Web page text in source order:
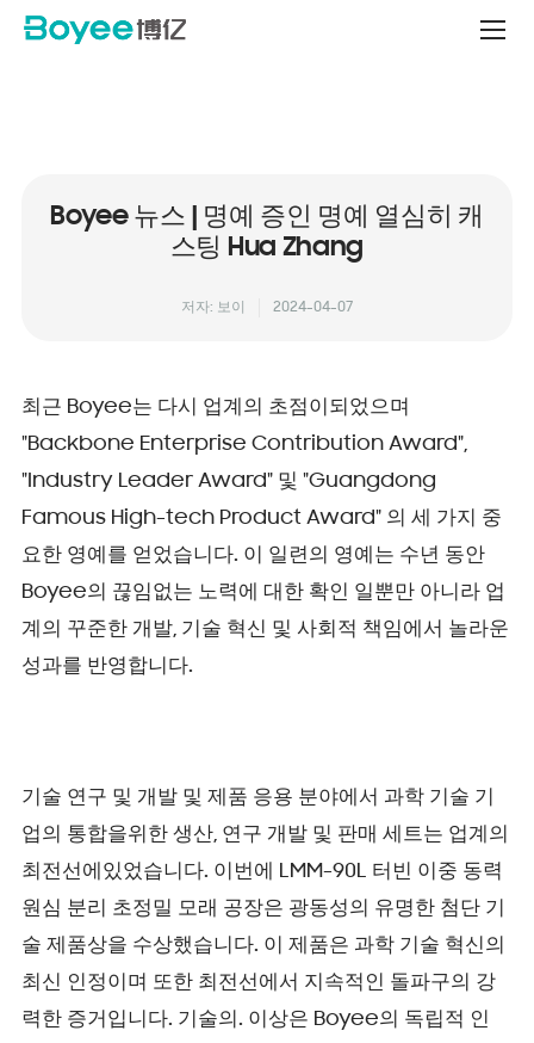
Service
Boyee 뉴스 | 명예 증인 명예 열심히 캐
스팅 Hua Zhang
저자: 보이 2024-04-07
최근 Boyee는 다시 업계의 초점이되었으며
"Backbone Enterprise Contribution Award",
"Industry Leader Award" 및 "Guangdong
Famous High-tech Product Award" 의 세 가지 중
요한 영예를 얻었습니다. 이 일련의 영예는 수년 동안
Boyee의 끊임없는 노력에 대한 확인 일뿐만 아니라 업
계의 꾸준한 개발, 기술 혁신 및 사회적 책임에서 놀라운
성과를 반영합니다.
기술 연구 및 개발 및 제품 응용 분야에서 과학 기술 기
업의 통합을위한 생산, 연구 개발 및 판매 세트는 업계의
최전선에있었습니다. 이번에 LMM-90L 터빈 이중 동력
원심 분리 초정밀 모래 공장은 광동성의 유명한 첨단 기
술 제품상을 수상했습니다. 이 제품은 과학 기술 혁신의
최신 인정이며 또한 최전선에서 지속적인 돌파구의 강
력한 증거입니다. 기술의. 이상은 Boyee의 독립적 인